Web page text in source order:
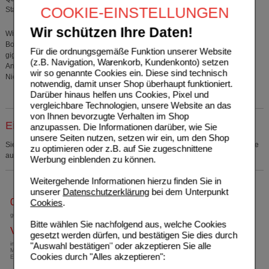
COOKIE-EINSTELLUNGEN
Wir schützen Ihre Daten!
Für die ordnungsgemäße Funktion unserer Website
(z.B. Navigation, Warenkorb, Kundenkonto) setzen
wir so genannte Cookies ein. Diese sind technisch
notwendig, damit unser Shop überhaupt funktioniert.
Darüber hinaus helfen uns Cookies, Pixel und
vergleichbare Technologien, unsere Website an das
von Ihnen bevorzugte Verhalten im Shop
anzupassen. Die Informationen darüber, wie Sie
unsere Seiten nutzen, setzen wir ein, um den Shop
zu optimieren oder z.B. auf Sie zugeschnittene
Werbung einblenden zu können.
Weitergehende Informationen hierzu finden Sie in
unserer Datenschutzerklärungbei dem Unterpunkt
Cookies.
Bitte wählen Sie nachfolgend aus, welche Cookies
gesetzt werden dürfen, und bestätigen Sie dies durch
"Auswahl bestätigen" oder akzeptieren Sie alle
Cookies durch "Alles akzeptieren":
Stand: 05/2024
Wirkstoffe: Bärentraubenblätter (Uvae ursi folium), Samenfreie Garten-
Bohnenhülsen (Phaseoli pericarpium), Riesengoldrutenkraut (Solidaginis
giganteae herba), Orthosiphonblätter (Orthosiphonis folium).
Anwendungsgebiete: Zur Unterstützung bei der Therapie von Blasen- und
Nierenbeckenkatarrhen.
Einkaufsliste auswählen
Sie müssen sich anmelden um den ausgewählten Artikel in eine Einkaufsliste
aufzunehmen.
0800-10 11 422
gebührenfreie Rufnummer
Versandkostenfrei
innerhalb Deutschlands bei einem
Mindestbestellwert von 13,99 Euro oder bei
Einsendung eines Kassenrezeptes